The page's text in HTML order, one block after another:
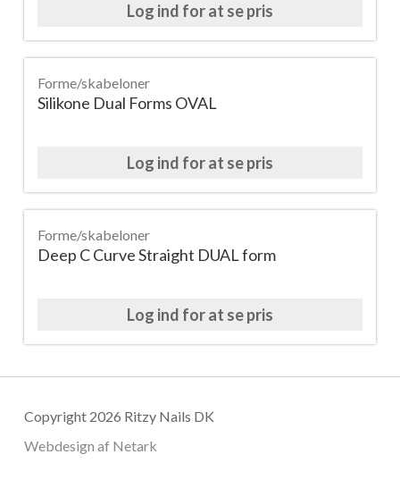
Log ind for at se pris
Forme/skabeloner
Silikone Dual Forms OVAL
Log ind for at se pris
Forme/skabeloner
Deep C Curve Straight DUAL form
Log ind for at se pris
Copyright 2026 Ritzy Nails DK
Webdesign af Netark